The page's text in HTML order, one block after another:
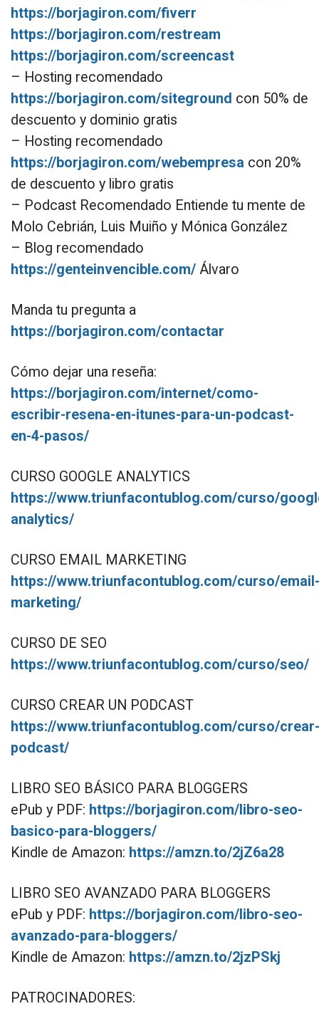
https://borjagiron.com/fiverr
https://borjagiron.com/restream
https://borjagiron.com/screencast
– Hosting recomendado
https://borjagiron.com/siteground con 50% de
descuento y dominio gratis
– Hosting recomendado
https://borjagiron.com/webempresa con 20%
de descuento y libro gratis
– Podcast Recomendado Entiende tu mente de
Molo Cebrián, Luis Muiño y Mónica González
– Blog recomendado
https://genteinvencible.com/ Álvaro
Manda tu pregunta a
https://borjagiron.com/contactar
Cómo dejar una reseña:
https://borjagiron.com/internet/como-
escribir-resena-en-itunes-para-un-podcast-
en-4-pasos/
CURSO GOOGLE ANALYTICS
https://www.triunfacontublog.com/curso/
analytics/
CURSO EMAIL MARKETING
https://www.triunfacontublog.com/curso/email-
marketing/
CURSO DE SEO
https://www.triunfacontublog.com/curso/seo/
CURSO CREAR UN PODCAST
https://www.triunfacontublog.com/curso/crear-
podcast/
LIBRO SEO BÁSICO PARA BLOGGERS
ePub y PDF: https://borjagiron.com/libro-seo-
basico-para-bloggers/
Kindle de Amazon: https://amzn.to/2jZ6a28
LIBRO SEO AVANZADO PARA BLOGGERS
ePub y PDF: https://borjagiron.com/libro-seo-
avanzado-para-bloggers/
Kindle de Amazon: https://amzn.to/2jzPSkj
PATROCINADORES: